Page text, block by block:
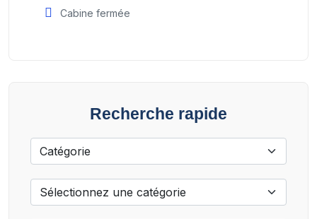
Cabine fermée
Recherche rapide